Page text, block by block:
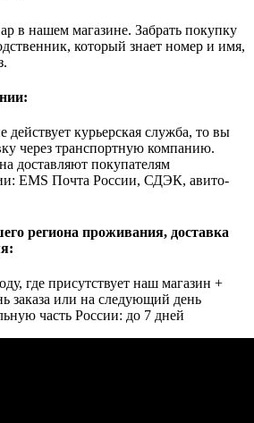
в нашем магазине. Забрать покупку
который знает номер и имя,
действует курьерская служба, то вы
через транспортную компанию.
доставляют покупателям
EMS Почта России, СДЭК, авито-
региона проживания, доставка
где присутствует наш магазин +
заказа или на следующий день
часть России: до 7 дней